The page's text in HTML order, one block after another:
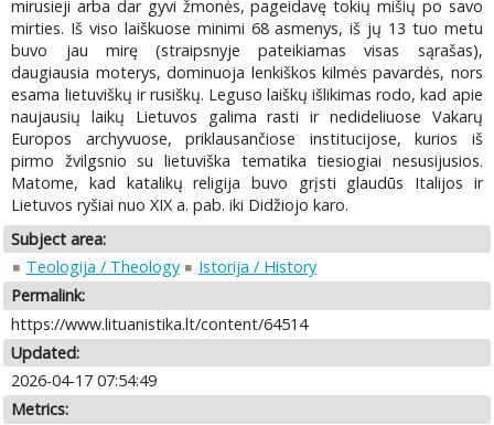
mirusieji arba dar gyvi žmonės, pageidavę tokių mišių po savo
mirties. Iš viso laiškuose minimi 68 asmenys, iš jų 13 tuo metu
buvo jau mirę (straipsnyje pateikiamas visas sąrašas),
daugiausia moterys, dominuoja lenkiškos kilmės pavardės, nors
esama lietuviškų ir rusiškų. Leguso laiškų išlikimas rodo, kad apie
naujausių laikų Lietuvos galima rasti ir nedideliuose Vakarų
Europos archyvuose, priklausančiose institucijose, kurios iš
pirmo žvilgsnio su lietuviška tematika tiesiogiai nesusijusios.
Matome, kad katalikų religija buvo grįsti glaudūs Italijos ir
Lietuvos ryšiai nuo XIX a. pab. iki Didžiojo karo.
Subject area:
Teologija / Theology
Istorija / History
Permalink:
https://www.lituanistika.lt/content/64514
Updated:
2026-04-17 07:54:49
Metrics: